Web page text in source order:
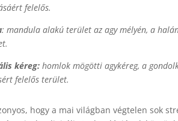
felelős.
: mandula alakú terület az agy mélyén, a
kéreg:homlok mögötti agykéreg, a
felelős terület.
hogy a mai világban végtelen sok